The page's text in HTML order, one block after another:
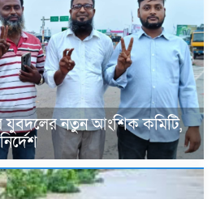
যুবদলের নতুন আংশিক কমিটি,